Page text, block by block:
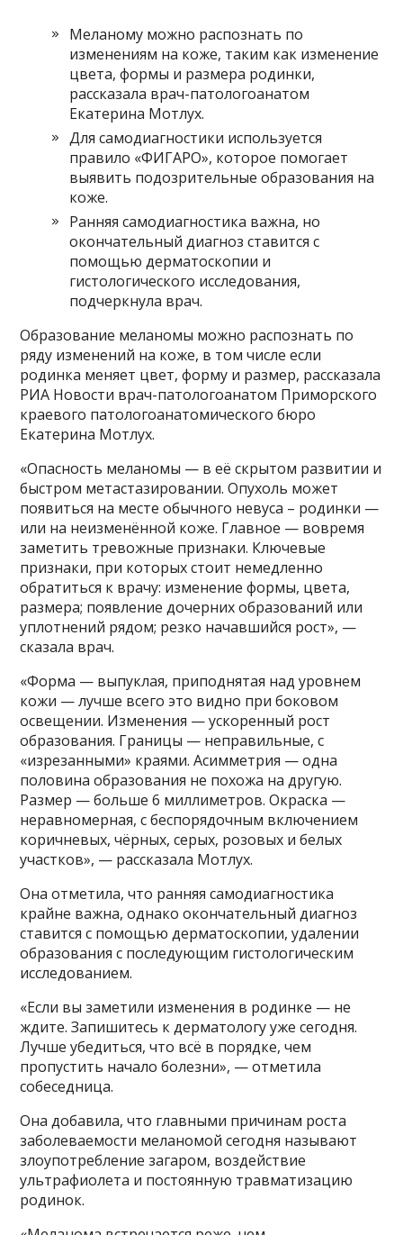
Меланому можно распознать по
изменениям на коже, таким как изменение
цвета, формы и размера родинки,
рассказала врач-патологоанатом
Екатерина Мотлух.
Для самодиагностики используется
правило «ФИГАРО», которое помогает
выявить подозрительные образования на
коже.
Ранняя самодиагностика важна, но
окончательный диагноз ставится с
помощью дерматоскопии и
гистологического исследования,
подчеркнула врач.
Образование меланомы можно распознать по
ряду изменений на коже, в том числе если
родинка меняет цвет, форму и размер, рассказала
РИА Новости врач-патологоанатом Приморского
краевого патологоанатомического бюро
Екатерина Мотлух.
«Опасность меланомы — в её скрытом развитии и
быстром метастазировании. Опухоль может
появиться на месте обычного невуса – родинки —
или на неизменённой коже. Главное — вовремя
заметить тревожные признаки. Ключевые
признаки, при которых стоит немедленно
обратиться к врачу: изменение формы, цвета,
размера; появление дочерних образований или
уплотнений рядом; резко начавшийся рост», —
сказала врач.
«Форма — выпуклая, приподнятая над уровнем
кожи — лучше всего это видно при боковом
освещении. Изменения — ускоренный рост
образования. Границы — неправильные, с
«изрезанными» краями. Асимметрия — одна
половина образования не похожа на другую.
Размер — больше 6 миллиметров. Окраска —
неравномерная, с беспорядочным включением
коричневых, чёрных, серых, розовых и белых
участков», — рассказала Мотлух.
Она отметила, что ранняя самодиагностика
крайне важна, однако окончательный диагноз
ставится с помощью дерматоскопии, удалении
образования с последующим гистологическим
исследованием.
«Если вы заметили изменения в родинке — не
ждите. Запишитесь к дерматологу уже сегодня.
Лучше убедиться, что всё в порядке, чем
пропустить начало болезни», — отметила
собеседница.
Она добавила, что главными причинам роста
заболеваемости меланомой сегодня называют
злоупотребление загаром, воздействие
ультрафиолета и постоянную травматизацию
родинок.